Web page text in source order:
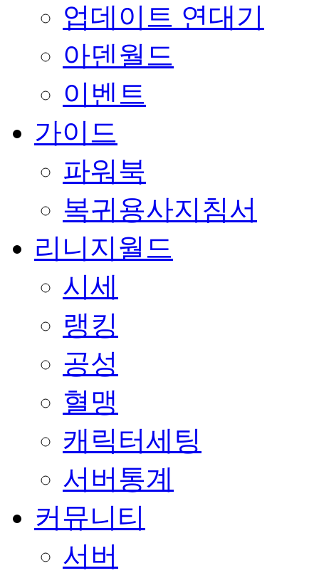
업데이트 연대기
아덴월드
이벤트
가이드
파워북
복귀용사지침서
리니지월드
시세
랭킹
공성
혈맹
캐릭터세팅
서버통계
커뮤니티
서버